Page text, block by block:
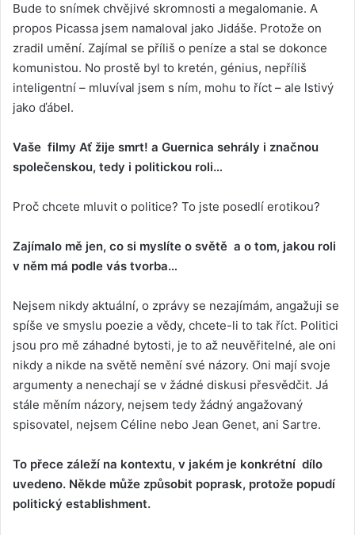
Bude to snímek chvějivé skromnosti a megalomanie. A
propos Picassa jsem namaloval jako Jidáše. Protože on
zradil umění. Zajímal se příliš o peníze a stal se dokonce
komunistou. No prostě byl to kretén, génius, nepříliš
inteligentní – mluvíval jsem s ním, mohu to říct – ale lstivý
jako ďábel.
Vaše filmy Ať žije smrt! a Guernica sehrály i značnou
společenskou, tedy i politickou roli…
Proč chcete mluvit o politice? To jste posedlí erotikou?
Zajímalo mě jen, co si myslíte o světě a o tom, jakou roli
v něm má podle vás tvorba…
Nejsem nikdy aktuální, o zprávy se nezajímám, angažuji se
spíše ve smyslu poezie a vědy, chcete-li to tak říct. Politici
jsou pro mě záhadné bytosti, je to až neuvěřitelné, ale oni
nikdy a nikde na světě nemění své názory. Oni mají svoje
argumenty a nenechají se v žádné diskusi přesvědčit. Já
stále měním názory, nejsem tedy žádný angažovaný
spisovatel, nejsem Céline nebo Jean Genet, ani Sartre.
To přece záleží na kontextu, v jakém je konkrétní dílo
uvedeno. Někde může způsobit poprask, protože popudí
politický establishment.